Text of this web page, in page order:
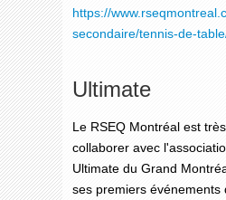
https://
secondaire/tennis-de-
Ultimate
Le RSEQ Montréal est
collaborer avec
Ultimate du Grand
ses premiers événements